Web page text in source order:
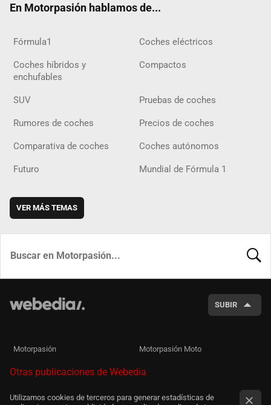
En Motorpasión hablamos de...
Fórmula1 Coches eléctricos
Coches híbridos y
enchufables
Compactos
SUV Pruebas de coches
Rumores de coches Precios de coches
Comparativa de coches Coches autónomos
Futuro Mundial de Fórmula 1
VER MÁS TEMAS
SUBIR
Motorpasión Motorpasión Moto
Otras publicaciones de Webedia
Utilizamos cookies de terceros para generar estadísticas de